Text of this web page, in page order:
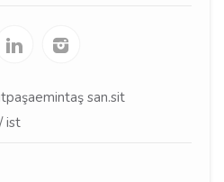
san.sit
ist